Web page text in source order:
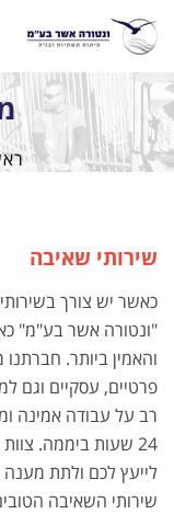
שירותי שאיבה
כאשר יש צורך
"ונטורה אשר בע"מ"
והאמין ביותר.
רב על עבודה אמינה
24 שעות ביממה.
לייעץ לכם ולתת מענה
שירותי השאיבה